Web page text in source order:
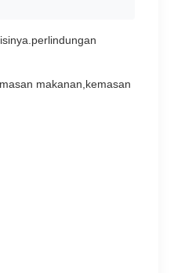
makanan,kemasan